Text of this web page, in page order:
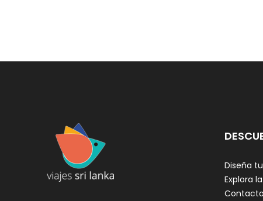
Diseña
Explora
Contacto